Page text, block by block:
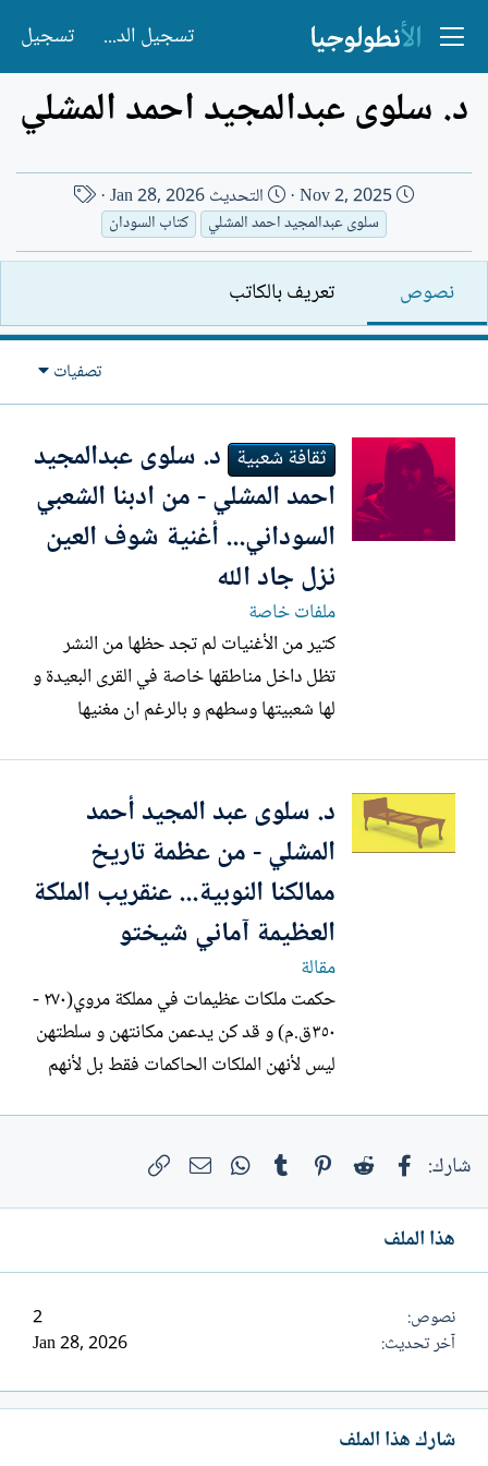
تسجيل الدخول تسجيل
د. سلوى عبدالمجيد احمد المشلي
ت
ر
ا
ن
ش
ا
Nov 2, 2025 التحديثJan 28, 2026
ا
م
ك
ت
ب
سلوى عبدالمجيد احمد المشلي كتاب السودان
نصوص تعريف بالكاتب
تصفيات
ثقافة شعبية د. سلوى عبدالمجيد
احمد المشلي - من ادبنا الشعبي
السوداني... أغنية شوف العين
نزل جاد الله
ملفات خاصة
كتير من الأغنيات لم تجد حظها من النشر
تظل داخل مناطقها خاصة في القرى البعيدة و
لها شعبيتها وسطهم و بالرغم ان مغنيها
شاعر إسمه محمد (ود الفاضل) من قرية
العباداب تقع بين قرية الحفاب و قرية
الفريخة القريتان شمال...
د. سلوى عبد المجيد أحمد
المشلي - من عظمة تاريخ
ممالكنا النوبية... عنقريب الملكة
العظيمة آماني شيختو
مقالة
حكمت ملكات عظيمات في مملكة مروي(٢٧٠ -
٣٥٠ق.م) و قد كن يدعمن مكانتهن و سلطتهن
ليس لأنهن الملكات الحاكمات فقط بل لأنهم
حجرية عليها نقوش مثلا وقوفهن امام
شارك: فيسبوك Reddit
Pinterest
Tumblr
WhatsAppالبريد الإلكتروني
هذا الملف
نصوص
2
آخر تحديث
Jan 28, 2026
شارك هذا الملف